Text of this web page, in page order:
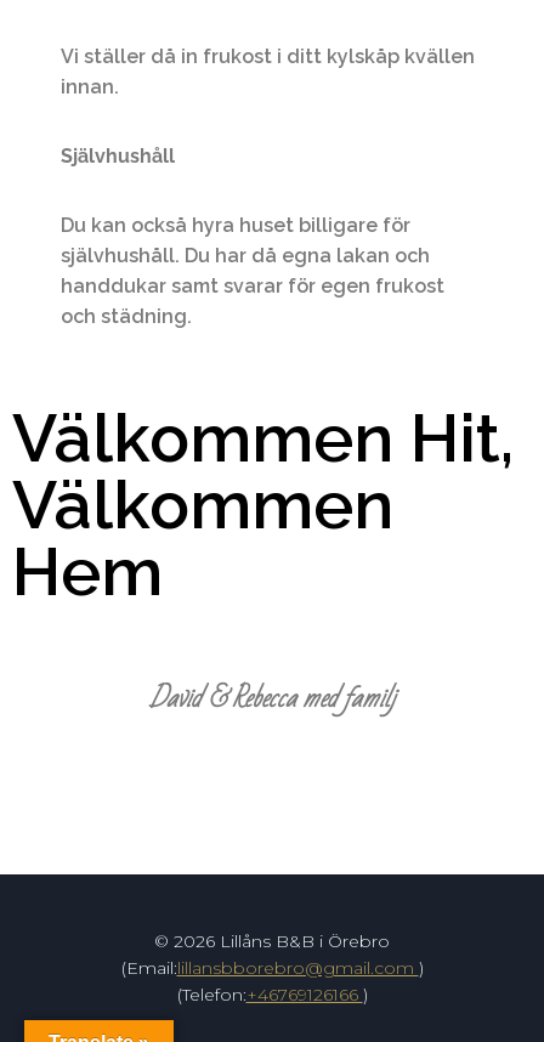
Vi ställer då in frukost i ditt kylskåp kvällen
innan.
Självhushåll
Du kan också hyra huset billigare för
självhushåll. Du har då egna lakan och
handdukar samt svarar för egen frukost
och städning.
Välkommen Hit,
Välkommen
Hem
David & Rebecca med familj
© 2026 Lillåns B&B i Örebro
(Email:lillansbborebro@gmail.com )
(Telefon:+46769126166 )